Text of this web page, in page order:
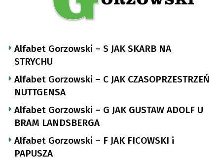
Alfabet Gorzowski – S JAK SKARB NA
STRYCHU
Alfabet Gorzowski – C JAK CZASOPRZESTRZEŃ
NUTTGENSA
Alfabet Gorzowski – G JAK GUSTAW ADOLF U
BRAM LANDSBERGA
Alfabet Gorzowski – F JAK FICOWSKI i
PAPUSZA